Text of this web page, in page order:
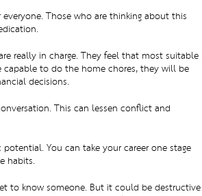
Those who are thinking about this
really in charge. They feel that most suitable
to do the home chores, they will be
decisions.
This can lessen conflict and
You can take your career one stage
habits.
to know someone. But it could be destructive